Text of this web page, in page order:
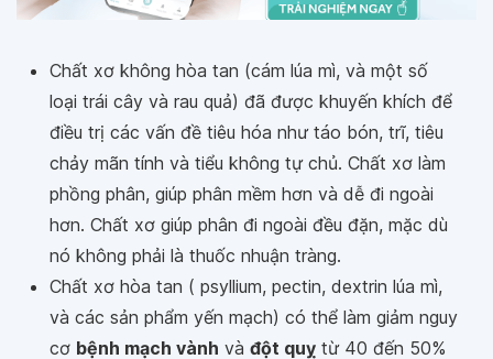
Chất xơ không hòa tan (cám lúa mì, và một số
loại trái cây và rau quả) đã được khuyến khích để
điều trị các vấn đề tiêu hóa như táo bón, trĩ, tiêu
chảy mãn tính và tiểu không tự chủ. Chất xơ làm
phồng phân, giúp phân mềm hơn và dễ đi ngoài
hơn. Chất xơ giúp phân đi ngoài đều đặn, mặc dù
nó không phải là thuốc nhuận tràng.
Chất xơ hòa tan ( psyllium, pectin, dextrin lúa mì,
và các sản phẩm yến mạch) có thể làm giảm nguy
cơ bệnh mạch vành và đột quỵ từ 40 đến 50%